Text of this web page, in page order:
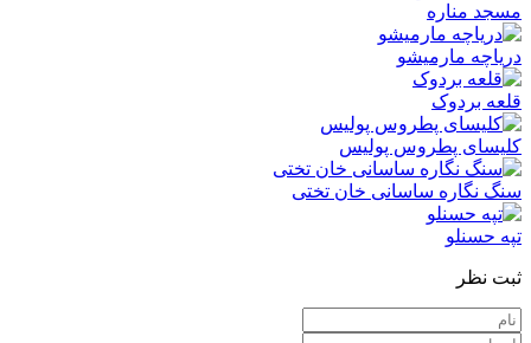
مسجد مناره
دریاچه مارمیشو
قلعه بردوک
کلیسای پطروس پولیس
سنگ‌ نگاره ساسانی خان‌ تختی
تپه حسنلو
ثبت نظر